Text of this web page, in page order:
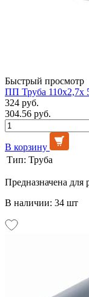
Быстрый просмотр
ПП Труба 110х2,7х
324 руб.
304.56 руб.
В корзину
Тип: Труба
Предназначена для
В наличии: 34 шт